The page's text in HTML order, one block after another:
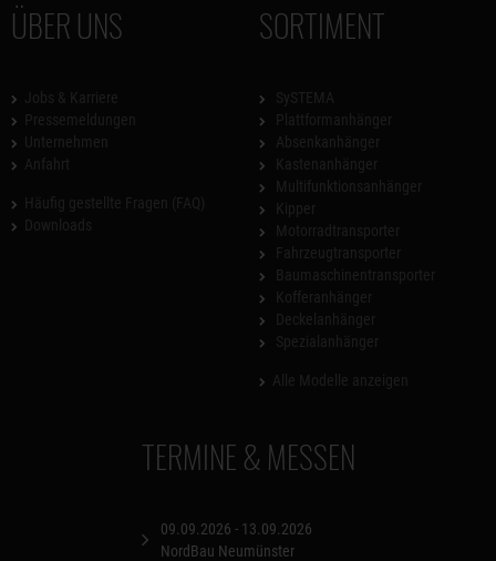
ÜBER UNS SORTIMENT
TERMINE & MESSEN
09.09.2026 - 13.09.2026
NordBau Neumünster